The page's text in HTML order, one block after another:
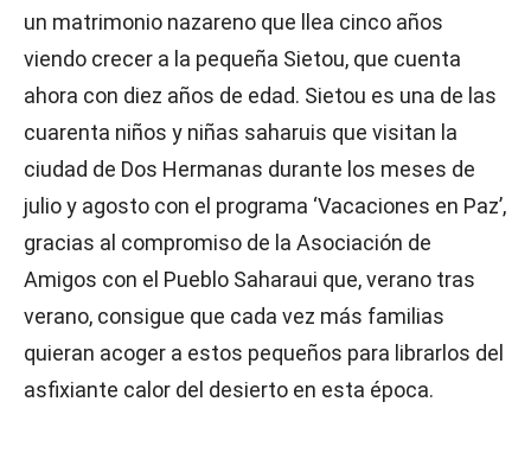
un matrimonio nazareno que llea cinco años
viendo crecer a la pequeña Sietou, que cuenta
ahora con diez años de edad. Sietou es una de las
cuarenta niños y niñas saharuis que visitan la
ciudad de Dos Hermanas durante los meses de
julio y agosto con el programa ‘Vacaciones en Paz’,
gracias al compromiso de la Asociación de
Amigos con el Pueblo Saharaui que, verano tras
verano, consigue que cada vez más familias
quieran acoger a estos pequeños para librarlos del
asfixiante calor del desierto en esta época.